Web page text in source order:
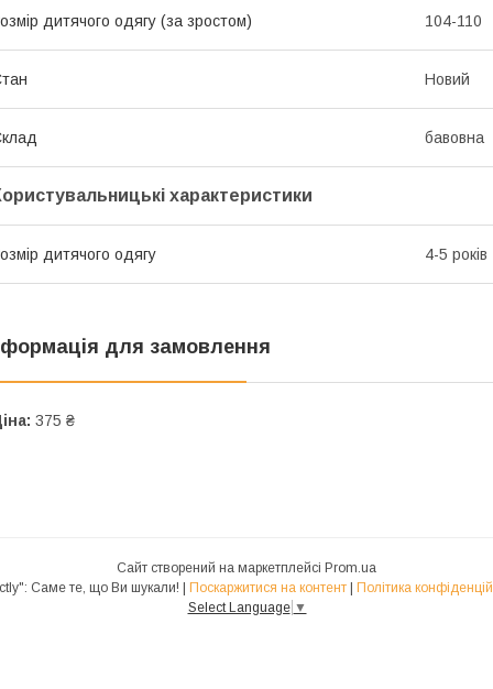
дитячого одягу (за зростом) 104-110
Новий
бавовна
характеристики
дитячого одягу 4-5 років
для замовлення
375 ₴
Сайт створений на маркетплейсі Prom.ua
"Exactly": Саме те, що Ви шукали! | Поскаржитися на контент | Політика
Select Language ▼